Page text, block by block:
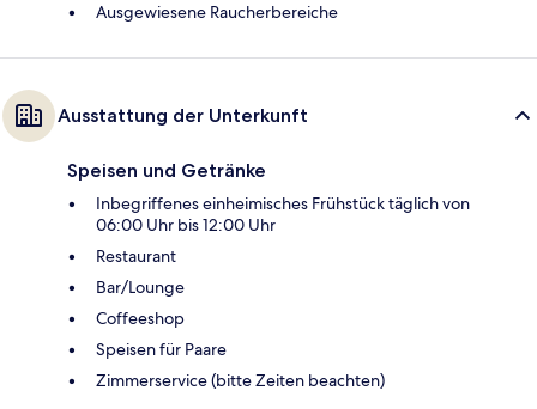
Ausgewiesene Raucherbereiche
Ausstattung der Unterkunft
Speisen und Getränke
Inbegriffenes einheimisches Frühstück täglich von
06:00 Uhr bis 12:00 Uhr
Restaurant
Bar/Lounge
Coffeeshop
Speisen für Paare
Zimmerservice (bitte Zeiten beachten)